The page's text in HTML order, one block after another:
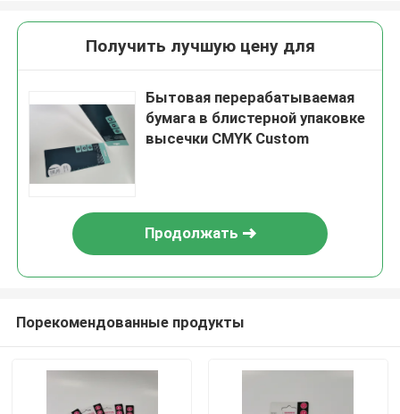
Получить лучшую цену для
Бытовая перерабатываемая
бумага в блистерной упаковке
высечки CMYK Custom
Продолжать
Порекомендованные продукты